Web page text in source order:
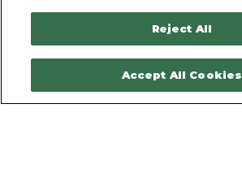
Contactez-nous
Reject All
Accept All Cookies